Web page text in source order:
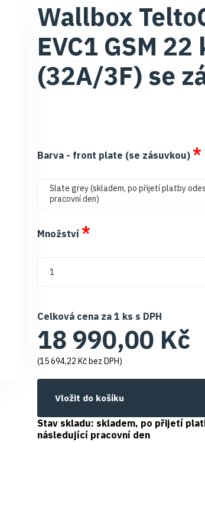
Wallbox
EVC1 GSM 22
(32A/3F) se
Barva - front plate (se zásuvkou) *
Slate grey (skladem, po přijetí platby
pracovní den)
Množství *
Celková cena za 1 ks s DPH
18 990,00 Kč
(15 694,22 Kčbez DPH)
Vložit do košíku
Stav skladu: skladem, po přijetí
následující pracovní den